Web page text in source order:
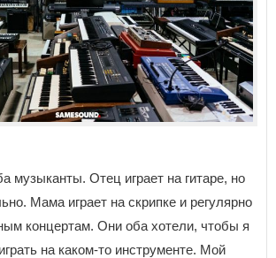
музыканты. Отец играет на гитаре, но
Мама играет на скрипке и регулярно
концертам. Они оба хотели, чтобы я
на каком-то инструменте. Мой